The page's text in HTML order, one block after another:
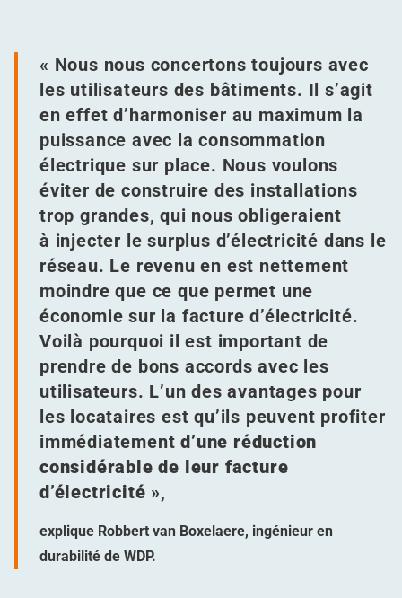
« Nous nous concertons toujours avec
les utilisateurs des bâtiments. Il s’agit
en effet d’harmoniser au maximum la
puissance avec la consommation
électrique sur place. Nous voulons
éviter de construire des installations
trop grandes, qui nous obligeraient
à injecter le surplus d’électricité dans le
réseau. Le revenu en est nettement
moindre que ce que permet une
économie sur la facture d’électricité.
Voilà pourquoi il est important de
prendre de bons accords avec les
utilisateurs. L’un des avantages pour
les locataires est qu’ils peuvent profiter
immédiatementd’une réduction
considérable de leur facture
d’électricité »,
explique Robbert van Boxelaere, ingénieur en
durabilité de WDP.